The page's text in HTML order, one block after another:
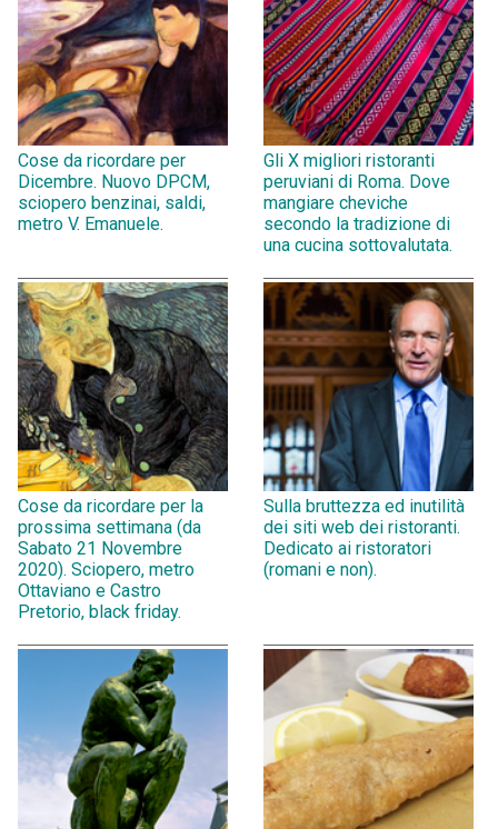
Cose da ricordare per
Dicembre. Nuovo DPCM,
sciopero benzinai, saldi,
metro V. Emanuele.
Gli X migliori ristoranti
peruviani di Roma. Dove
mangiare cheviche
secondo la tradizione di
una cucina sottovalutata.
Cose da ricordare per la
prossima settimana (da
Sabato 21 Novembre
2020). Sciopero, metro
Ottaviano e Castro
Pretorio, black friday.
Sulla bruttezza ed inutilità
dei siti web dei ristoranti.
Dedicato ai ristoratori
(romani e non).